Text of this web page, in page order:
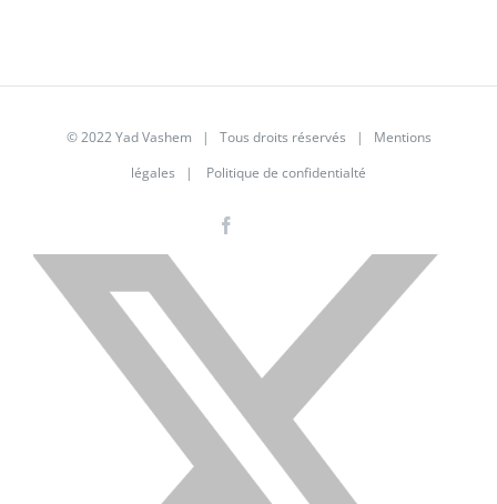
© 2022 Yad Vashem | Tous droits réservés | Mentions
légales | Politique de confidentialté
X